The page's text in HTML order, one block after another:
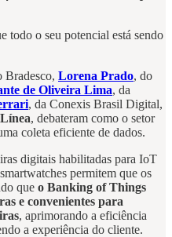
todo o seu potencial está sendo
Bradesco, Lorena Prado, do
de Oliveira Lima, da
, da Conexis Brasil Digital,
, debateram como o setor
coleta eficiente de dados.
digitais habilitadas para IoT
permitem que os
que o Banking of Things
e convenientes para
, aprimorando a eficiência
a experiência do cliente.